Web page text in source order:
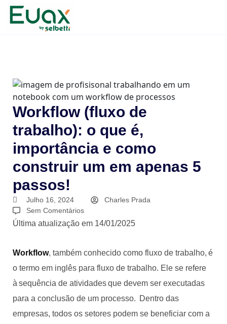
Workflow (fluxo de
trabalho): o que é,
importância e como
construir um em apenas 5
passos!
Julho 16, 2024
Charles Prada
Sem Comentários
Última atualização em 14/01/2025
Workflow, também conhecido como fluxo de trabalho, é
o termo em inglês para fluxo de trabalho. Ele se refere
à sequência de atividades que devem ser executadas
para a conclusão de um processo. Dentro das
empresas, todos os setores podem se beneficiar com a